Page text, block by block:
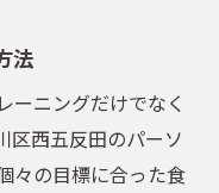
法
ーニングだけでなく
区西五反田のパーソ
々の目標に合った食